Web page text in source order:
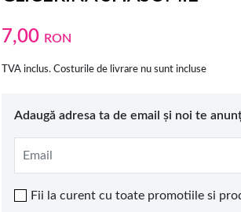
7,00 RON
TVA inclus. Costurile de livrare nu sunt incluse
Adaugă adresa ta de email și noi te
Email
Fii la curent cu toate promotiile si